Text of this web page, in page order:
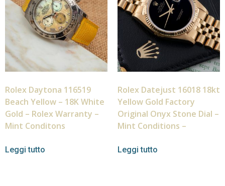
Rolex Daytona 116519
Beach Yellow – 18K White
Gold – Rolex Warranty –
Mint Conditons
Leggi tutto
Rolex Datejust 16018 18kt
Yellow Gold Factory
Original Onyx Stone Dial –
Mint Conditions –
Leggi tutto